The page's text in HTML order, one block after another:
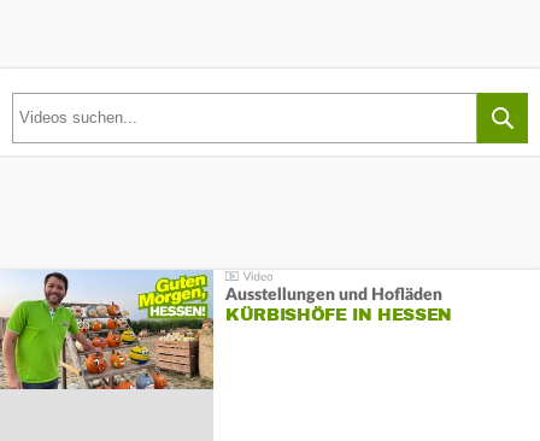
Ausstellungen und Hofläden
KÜRBISHÖFE IN HESSEN